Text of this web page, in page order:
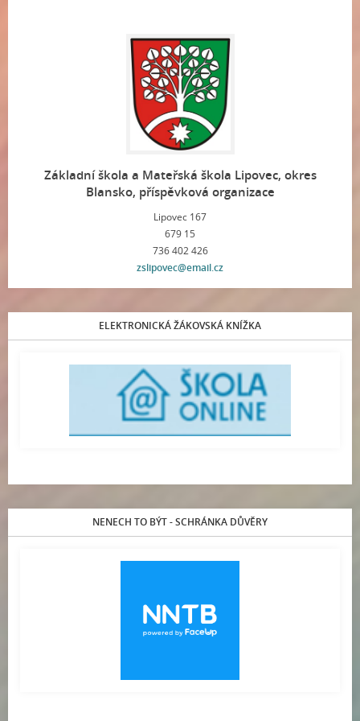
Základní škola a Mateřská škola Lipovec, okres
Blansko, příspěvková organizace
Lipovec 167
679 15
736 402 426
zslipovec@email.cz
ELEKTRONICKÁ ŽÁKOVSKÁ KNÍŽKA
NENECH TO BÝT - SCHRÁNKA DŮVĚRY